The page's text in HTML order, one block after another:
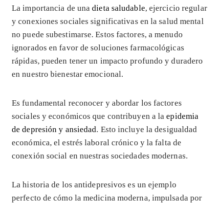
La importancia de unadieta saludable, ejercicio regular
y conexiones sociales significativas en la salud mental
no puede subestimarse. Estos factores, a menudo
ignorados en favor de soluciones farmacológicas
rápidas, pueden tener un impacto profundo y duradero
en nuestro bienestar emocional.
Es fundamental reconocer y abordar los factores
sociales y económicos que contribuyen a laepidemia
de depresión y ansiedad. Esto incluye la desigualdad
económica, el estrés laboral crónico y la falta de
conexión social en nuestras sociedades modernas.
La historia de los antidepresivos es un ejemplo
perfecto de cómo la medicina moderna, impulsada por